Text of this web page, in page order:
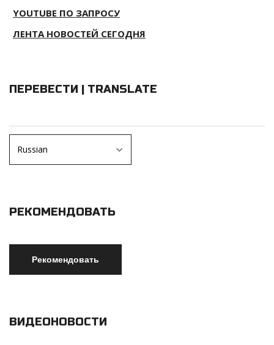
YOUTUBE ПО ЗАПРОСУ
ЛЕНТА НОВОСТЕЙ СЕГОДНЯ
ПЕРЕВЕСТИ | TRANSLATE
РЕКОМЕНДОВАТЬ
ВИДЕОНОВОСТИ